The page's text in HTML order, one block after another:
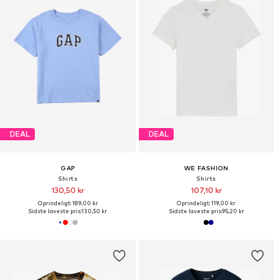
DEAL
GAP
Shirts
130,50 kr
Oprindeligt: 189,00 kr
Sidste laveste pris:130,50 kr
DEAL
WE FASHION
Shirts
107,10 kr
Oprindeligt: 119,00 kr
Sidste laveste pris:95,20 kr